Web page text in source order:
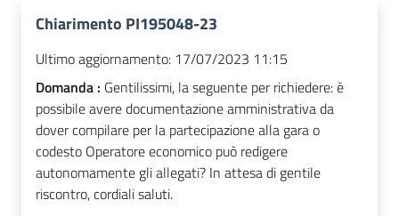
Chiarimento PI195048-23
Ultimo aggiornamento: 17/07/2023 11:15
Domanda : Gentilissimi, la seguente per richiedere: è
possibile avere documentazione amministrativa da
dover compilare per la partecipazione alla gara o
codesto Operatore economico può redigere
autonomamente gli allegati? In attesa di gentile
riscontro, cordiali saluti.